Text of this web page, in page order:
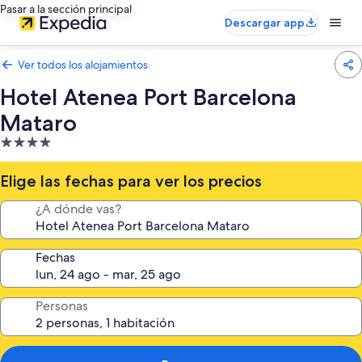
Pasar a la sección principal
Descargar app
Ver todos los alojamientos
Hotel Atenea Port Barcelona
Mataro
Alojamiento
de
4.0 estrellas
Elige las fechas para ver los precios
¿A dónde vas?
Fechas
Personas